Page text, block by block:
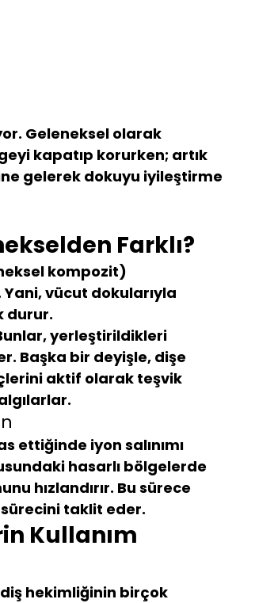
Geleneksel olarak
kapatıp korurken; artık
gelerek dokuyu iyileştirme
Farklı?
kompozit)
vücut dokularıyla
durur.
yerleştirildikleri
Başka bir deyişle, dişe
aktif olarak teşvik
ettiğinde iyon salınımı
hasarlı bölgelerde
hızlandırır. Bu sürece
taklit eder.
Kullanım
hekimliğinin birçok